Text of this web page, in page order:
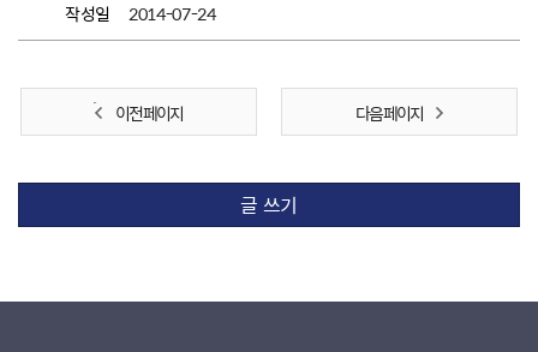
작성일
2014-07-24
이전 페이지 다음 페이지
글 쓰기